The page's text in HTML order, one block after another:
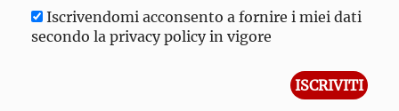
Iscrivendomi acconsento a fornire i miei dati
secondo la privacy policy in vigore